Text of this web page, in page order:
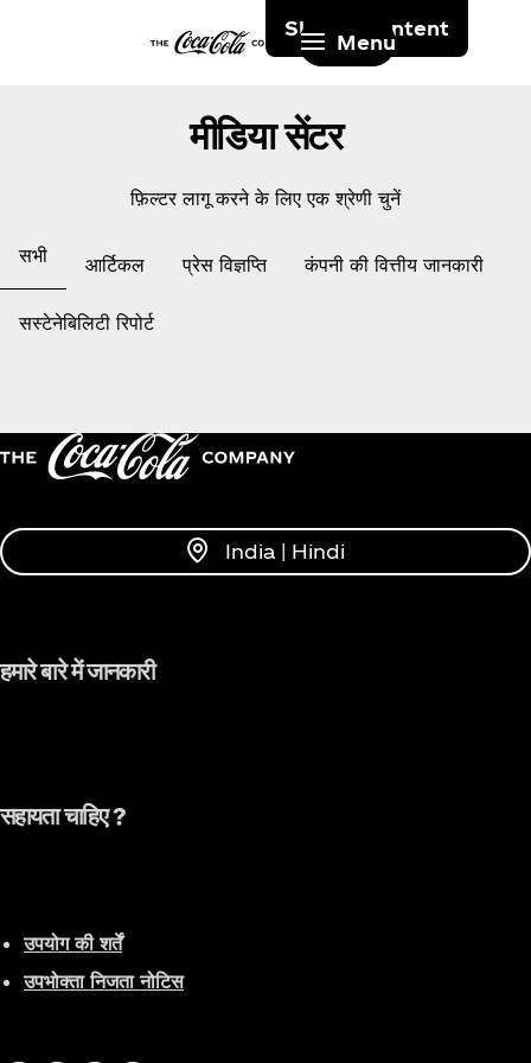
Skip to content
Menu
मीडिया सेंटर
फ़िल्टर लागू करने के लिए एक श्रेणी चुनें
सभी आर्टिकल प्रेस विज्ञप्ति कंपनी की वित्तीय जानकारी
सस्टेनेबिलिटी रिपोर्ट
India | Hindi
हमारे बारे में जानकारी
सहायता चाहिए ?
उपयोग की शर्तें
उपभोक्ता निजता नोटिस